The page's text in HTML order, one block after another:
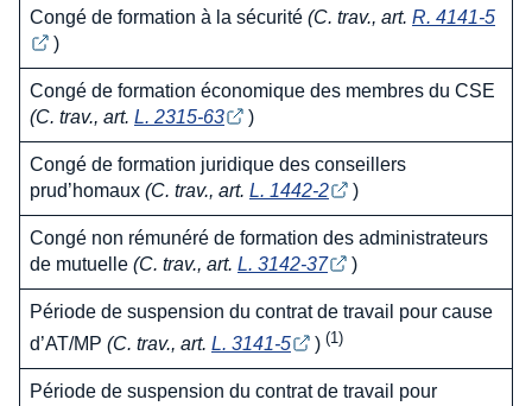
Congé de formation à la sécurité (C. trav., art. R. 4141-5
)
Congé de formation économique des membres du CSE
(C. trav., art. L. 2315-63 )
Congé de formation juridique des conseillers
prud’homaux (C. trav., art. L. 1442-2 )
Congé non rémunéré de formation des administrateurs
de mutuelle (C. trav., art. L. 3142-37 )
Période de suspension du contrat de travail pour cause
d’AT/MP (C. trav., art. L. 3141-5 ) (1)
Période de suspension du contrat de travail pour